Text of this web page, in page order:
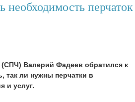
перчаток
(СПЧ) Валерий Фадеев обратился к
так ли нужны перчатки в
и услуг.